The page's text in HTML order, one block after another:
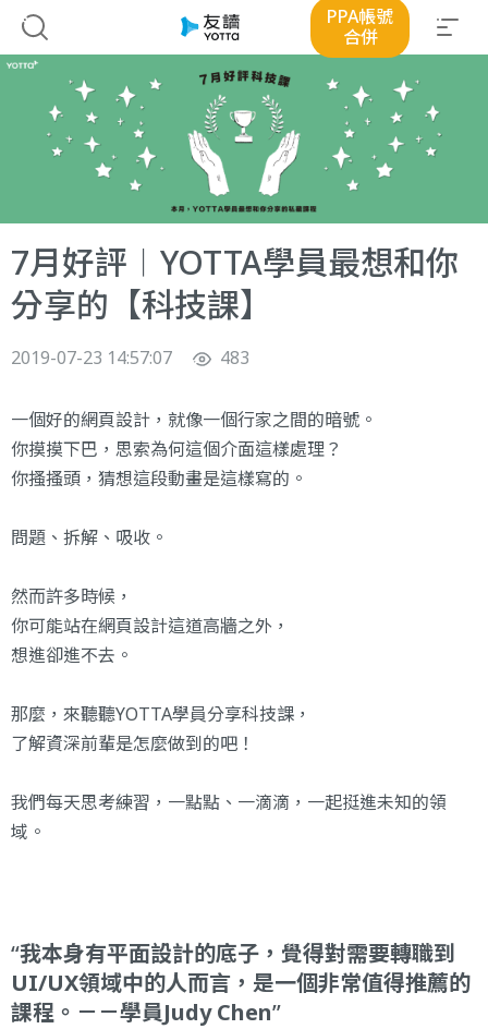
PPA帳號
合併
7月好評︱YOTTA學員最想和你
分享的【科技課】
2019-07-23 14:57:07 483
一個好的網頁設計，就像一個行家之間的暗號。
你摸摸下巴，思索為何這個介面這樣處理？
你搔搔頭，猜想這段動畫是這樣寫的。
問題、拆解、吸收。
然而許多時候，
你可能站在網頁設計這道高牆之外，
想進卻進不去。
那麼，來聽聽YOTTA學員分享科技課，
了解資深前輩是怎麼做到的吧！
我們每天思考練習，一點點、一滴滴，一起挺進未知的領
域。
我本身有平面設計的底子，覺得對需要轉職到
UI/UX領域中的人而言，是一個非常值得推薦的
課程。－－學員Judy Chen